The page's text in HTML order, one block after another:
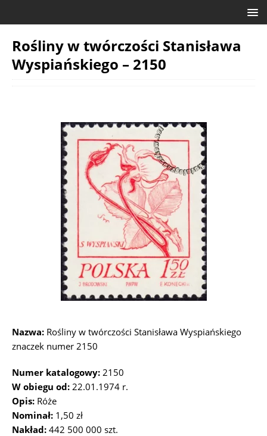
Rośliny w twórczości Stanisława
Wyspiańskiego – 2150
Nazwa: Rośliny w twórczości Stanisława Wyspiańskiego
znaczek numer 2150
Numer katalogowy: 2150
W obiegu od: 22.01.1974 r.
Opis: Róże
Nominał: 1,50 zł
Nakład: 442 500 000 szt.